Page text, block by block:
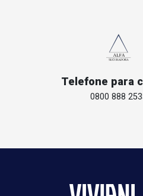
Telefone para
0800 888